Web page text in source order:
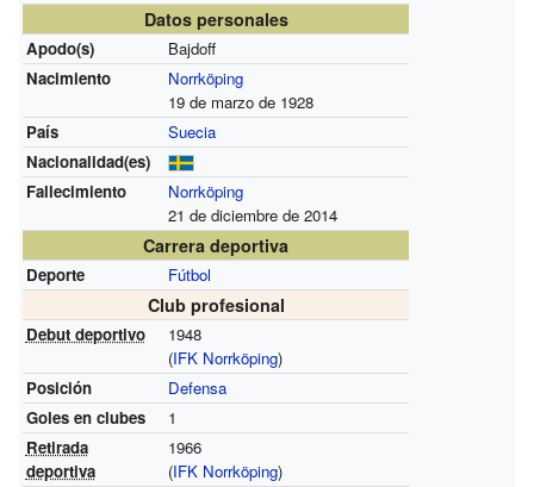
Datos personales
Apodo(s)
Bajdoff
Nacimiento
Norrköping
19 de marzo de 1928
País
Suecia
Nacionalidad(es)
Fallecimiento
Norrköping
21 de diciembre de 2014
Carrera deportiva
Deporte Fútbol
Club profesional
Debut deportivo
1948
(IFK Norrköping)
Posición
Defensa
Goles en clubes
1
Retirada
deportiva
1966
(IFK Norrköping)